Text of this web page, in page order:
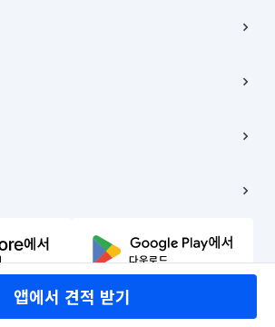
앱에서 견적 받기
종로구 율곡로 6(중학동, 트윈트리빌딩) B동 5층
종로구 수송동 율곡로 24, 7층, 8층 미소
한 의무와 책임은 거래당사자에게 있습니다.
Inc. All Rights Reserved.